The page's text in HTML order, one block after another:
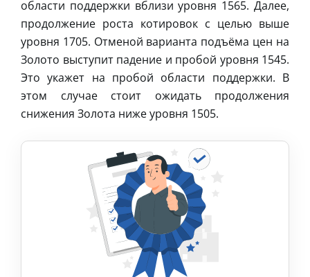
области поддержки вблизи уровня 1565. Далее,
продолжение роста котировок с целью выше
уровня 1705. Отменой варианта подъёма цен на
Золото выступит падение и пробой уровня 1545.
Это укажет на пробой области поддержки. В
этом случае стоит ожидать продолжения
снижения Золота ниже уровня 1505.